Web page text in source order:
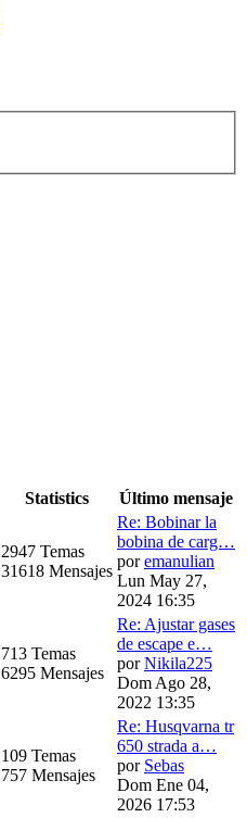
Statistics Último mensaje
2947 Temas
31618 Mensajes
Re: Bobinar la
bobina de carg…
poremanulian
Lun May 27,
2024 16:35
713 Temas
6295 Mensajes
Re: Ajustar gases
de escape e…
porNikila225
Dom Ago 28,
2022 13:35
109 Temas
757 Mensajes
Re: Husqvarna tr
650 strada a…
por Sebas
Dom Ene 04,
2026 17:53